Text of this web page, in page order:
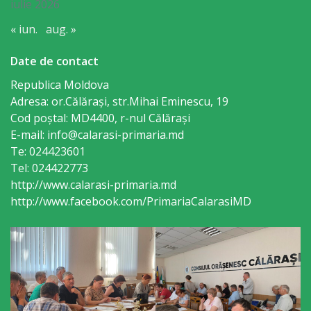
primăriei
Instituții
subordonate
IET
Lăstărel
IET
Guguță
IET
DoReMiCii
Școala
iulie 2026
« iun. aug. »
Date de contact
Republica Moldova
Adresa: or.Călăraşi, str.Mihai Eminescu, 19
Cod poștal: MD4400, r-nul Călăraşi
E-mail: info@calarasi-primaria.md
Te: 024423601
Tel: 024422773
http://www.calarasi-primaria.md
http://www.facebook.com/PrimariaCalarasiMD